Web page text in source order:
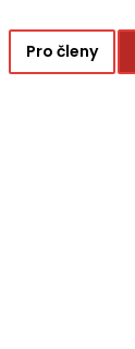
Pro členy